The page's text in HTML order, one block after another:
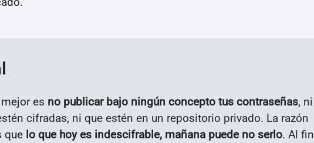
es no publicar bajo ningún concepto tus contraseñas, ni
cifradas, ni que estén en un repositorio privado. La razón
que lo que hoy es indescifrable, mañana puede no serlo. Al fin